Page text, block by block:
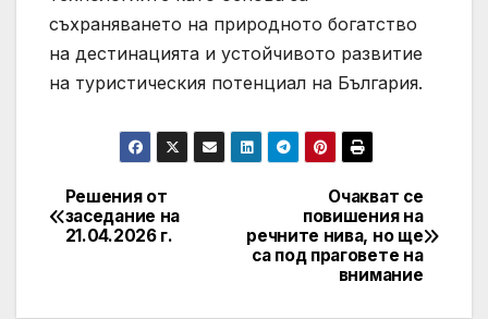
съхраняването на природното богатство
на дестинацията и устойчивото развитие
на туристическия потенциал на България.
Post
navigation
Очакват се
повишения на
речните нива, но ще
са под праговете на
внимание
Решения от
заседание на
21.04.2026 г.